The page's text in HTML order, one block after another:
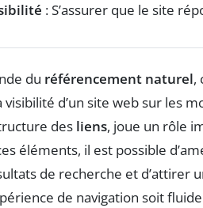
: S’assurer que le site
du référencement naturel,
d’un site web sur les
des liens, joue un rôle
éléments, il est possible
de recherche et d’attirer
de navigation soit